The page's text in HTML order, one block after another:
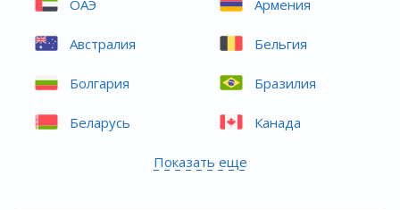
ОАЭ Армения
Австралия Бельгия
Болгария Бразилия
Беларусь Канада
Показать еще